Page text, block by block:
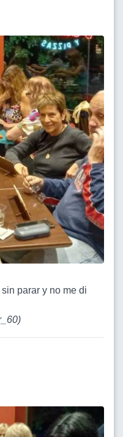
parar y no me di
)